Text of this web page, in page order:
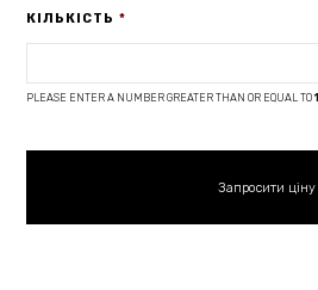
КІЛЬКІСТЬ *
PLEASE ENTER A NUMBER GREATER THAN OR EQUAL TO1